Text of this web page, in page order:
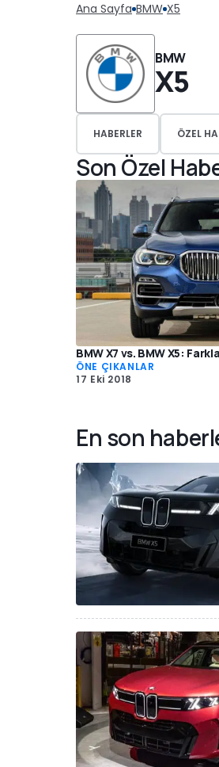
Ana Sayfa BMW X5
BMW
X5
HABERLER ÖZEL
Son Özel
BMW X7 vs. BMW X5:
ÖNE ÇIKANLAR
17 Eki 2018
En son